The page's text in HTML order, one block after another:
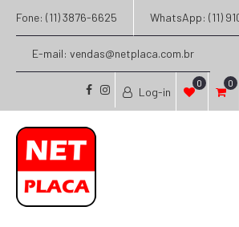
Fone: (11) 3876-6625 WhatsApp: (11)
E-mail: vendas@netplaca.com.br
facebook
instagram
Log-in
0 0